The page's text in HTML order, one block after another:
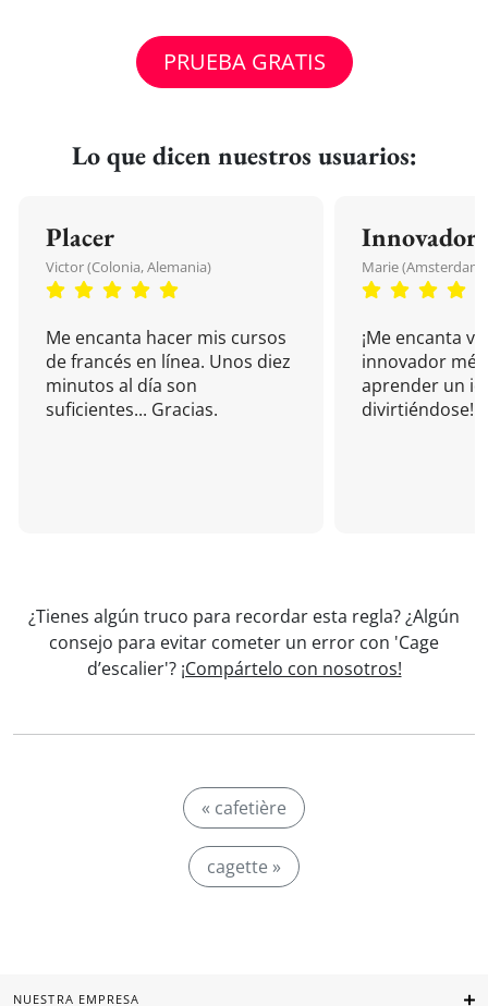
PRUEBA GRATIS
Lo que dicen nuestros usuarios:
Placer
Victor (Colonia, Alemania)
Me encanta hacer mis cursos
de francés en línea. Unos diez
minutos al día son
suficientes... Gracias.
Innovador
Marie (Amsterdam,
¡Me encanta
innovador
aprender un
divirtiéndose!
¿Tienes algún truco para recordar esta regla? ¿Algún
consejo para evitar cometer un error con 'Cage
d’escalier'? ¡Compártelo con nosotros!
« cafetière
cagette »
NUESTRA EMPRESA